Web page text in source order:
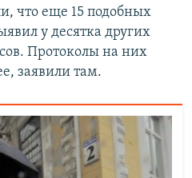
что еще 15 подобных
у десятка других
Протоколы на них
заявили там.